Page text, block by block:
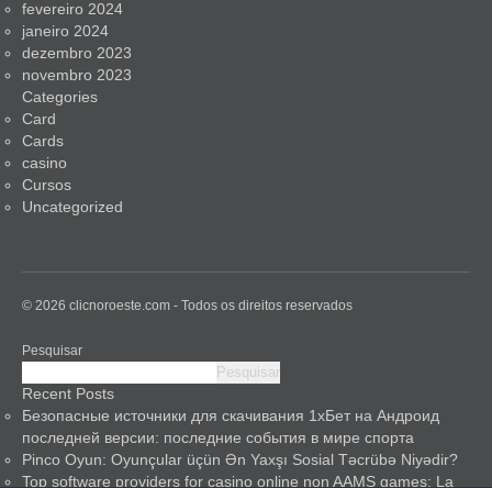
fevereiro 2024
janeiro 2024
dezembro 2023
novembro 2023
Categories
Card
Cards
casino
Cursos
Uncategorized
© 2026 clicnoroeste.com - Todos os direitos reservados
Pesquisar
Pesquisar
Recent Posts
Безопасные источники для скачивания 1хБет на Андроид
последней версии: последние события в мире спорта
Pinco Oyun: Oyunçular üçün Ən Yaxşı Sosial Təcrübə Niyədir?
Top software providers for casino online non AAMS games: La